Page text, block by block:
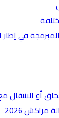
في إطار
أو
2026